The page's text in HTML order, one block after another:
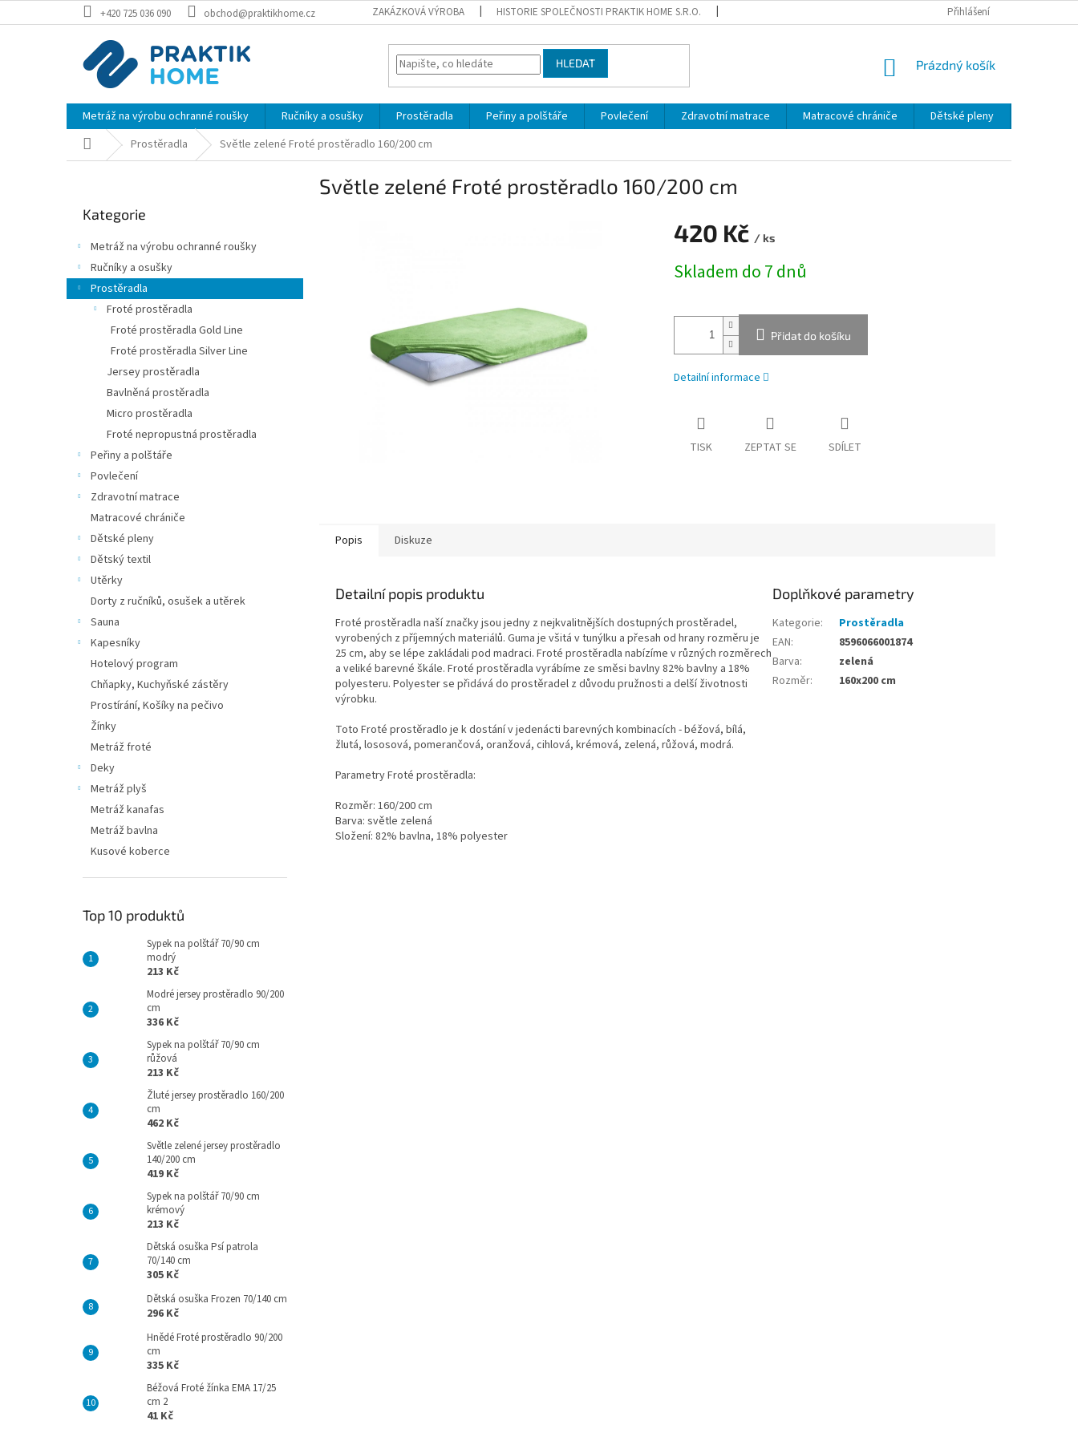
na
+420 725 036 090 obchod@praktikhome.cz ZAKÁZKOVÁ VÝROBA HISTORIE SPOLEČNOSTI PRAKTIK HOME S.R.O. PRŮVODCE MATERIÁLY
Přihlášení
HLEDAT
NÁKUPNÍ
Prázdný košík
Metráž na výrobu ochranné roušky Ručníky a osušky Prostěradla Peřiny a polštáře Povlečení Zdravotní matrace Matracové chrániče Dětské pleny
Domů Prostěradla Světle zelené Froté prostěradlo 160/200 cm
n
kategorie
Kategorie
Metráž na výrobu ochranné roušky
Ručníky a osušky
Prostěradla
Froté prostěradla
Froté prostěradla Gold Line
Froté prostěradla Silver Line
Jersey prostěradla
Bavlněná prostěradla
Micro prostěradla
Froté nepropustná prostěradla
Peřiny a polštáře
Povlečení
Zdravotní matrace
Matracové chrániče
Dětské pleny
Dětský textil
Utěrky
Dorty z ručníků, osušek a utěrek
Sauna
Kapesníky
Hotelový program
Chňapky, Kuchyňské zástěry
Prostírání, Košíky na pečivo
Žínky
Metráž froté
Deky
Metráž plyš
Metráž kanafas
Metráž bavlna
Kusové koberce
Top 10 produktů
Sypek na polštář 70/90 cm
modrý
213 Kč
Modré jersey prostěradlo 90/200
cm
336 Kč
Sypek na polštář 70/90 cm
růžová
213 Kč
Žluté jersey prostěradlo 160/200
cm
462 Kč
Světle zelené jersey prostěradlo
140/200 cm
419 Kč
Sypek na polštář 70/90 cm
krémový
213 Kč
Dětská osuška Psí patrola
70/140 cm
305 Kč
Dětská osuška Frozen 70/140 cm
296 Kč
Hnědé Froté prostěradlo 90/200
cm
335 Kč
Béžová Froté žínka EMA 17/25
cm 2
41 Kč
Světle zelené Froté prostěradlo 160/200 cm
420 Kč / ks
cena:
Skladem do 7 dnů
Přidat do košíku
Detailní informace
TISK ZEPTAT SE SDÍLET
Popis Diskuze
Detailní popis produktu
Froté prostěradla naší značky jsou jedny z nejkvalitnějších dostupných prostěradel,
vyrobených z příjemných materiálů. Guma je všitá v tunýlku a přesah od hrany rozměru je
25 cm, aby se lépe zakládali pod madraci. Froté prostěradla nabízíme v různých rozměrech
a veliké barevné škále. Froté prostěradla vyrábíme ze směsi bavlny 82% bavlny a 18%
polyesteru. Polyester se přidává do prostěradel z důvodu pružnosti a delší životnosti
výrobku.
Toto Froté prostěradlo je k dostání v jedenácti barevných kombinacích - béžová, bílá,
žlutá, lososová, pomerančová, oranžová, cihlová, krémová, zelená, růžová, modrá.
Parametry Froté prostěradla:
Rozměr: 160/200 cm
Barva: světle zelená
Složení: 82% bavlna, 18% polyester
Doplňkové parametry
Kategorie:
Prostěradla
EAN:
8596066001874
Barva:
zelená
Rozměr: 160x200 cm